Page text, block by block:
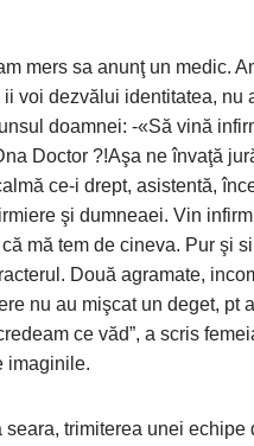
mers sa anunţ un medic.
voi dezvălui identitatea, nu
doamnei: -«Să vină
Doctor ?!Aşa ne învaţă
ce-i drept, asistentă,
şi dumneaei. Vin
mă tem de cineva. Pur şi
Două agramate,
nu au mişcat un deget, pt
ce văd”, a scris
imaginile.
trimiterea unei